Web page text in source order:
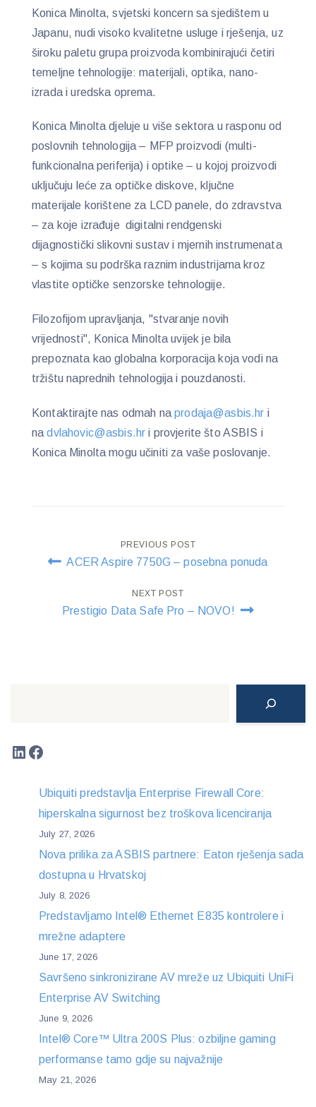
Konica Minolta, svjetski koncern sa sjedištem u
Japanu, nudi visoko kvalitetne usluge i rješenja, uz
široku paletu grupa proizvoda kombinirajući četiri
temeljne tehnologije: materijali, optika, nano-
izrada i uredska oprema.
Konica Minolta djeluje u više sektora u rasponu od
poslovnih tehnologija – MFP proizvodi (multi-
funkcionalna periferija) i optike – u kojoj proizvodi
uključuju leće za optičke diskove, ključne
materijale korištene za LCD panele, do zdravstva
– za koje izrađuje digitalni rendgenski
dijagnostički slikovni sustav i mjernih instrumenata
– s kojima su podrška raznim industrijama kroz
vlastite optičke senzorske tehnologije.
Filozofijom upravljanja, "stvaranje novih
vrijednosti", Konica Minolta uvijek je bila
prepoznata kao globalna korporacija koja vodi na
tržištu naprednih tehnologija i pouzdanosti.
Kontaktirajte nas odmah naprodaja@asbis.hr i
nadvlahovic@asbis.hr i provjerite što ASBIS i
Konica Minolta mogu učiniti za vaše poslovanje.
Post
navigation
PREVIOUS POST
ACER Aspire 7750G – posebna ponuda
NEXT POST
Prestigio Data Safe Pro – NOVO!
LinkedIn
Facebook
Ubiquiti predstavlja Enterprise Firewall Core:
hiperskalna sigurnost bez troškova licenciranja
July 27, 2026
Nova prilika za ASBIS partnere: Eaton rješenja sada
dostupna u Hrvatskoj
July 8, 2026
Predstavljamo Intel® Ethernet E835 kontrolere i
mrežne adaptere
June 17, 2026
Savršeno sinkronizirane AV mreže uz Ubiquiti UniFi
Enterprise AV Switching
June 9, 2026
Intel® Core™ Ultra 200S Plus: ozbiljne gaming
performanse tamo gdje su najvažnije
May 21, 2026